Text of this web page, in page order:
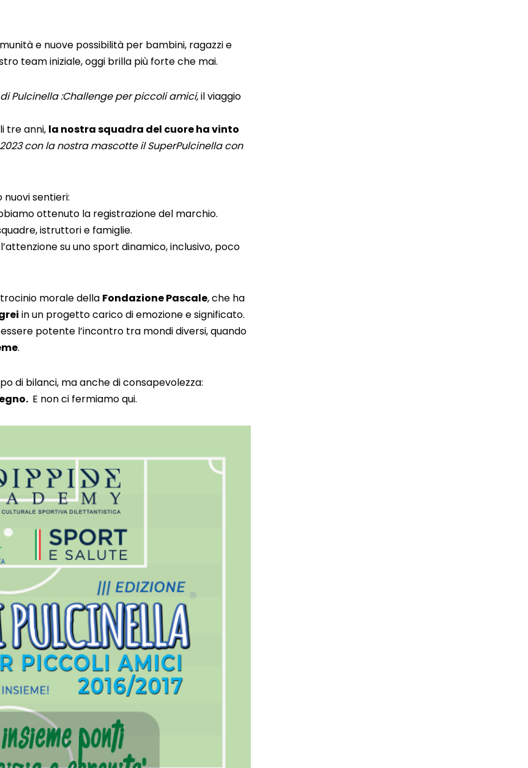
e nuove possibilità per bambini, ragazzi e
team iniziale, oggi brilla più forte che mai.
Pulcinella :Challenge per piccoli amici,il viaggio
tre anni, la nostra squadra del cuore ha vinto
con la nostra mascotte il SuperPulcinella con
sentieri:
ottenuto la registrazione del marchio.
istruttori e famiglie.
su uno sport dinamico, inclusivo, poco
morale della Fondazione Pascale, che ha
in un progetto carico di emozione e significato.
potente l’incontro tra mondi diversi, quando
.
di bilanci, ma anche di consapevolezza:
E non ci fermiamo qui.